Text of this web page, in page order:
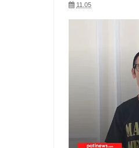
11.05